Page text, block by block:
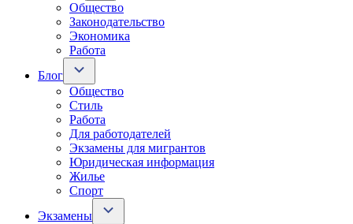
Общество
Законодательство
Экономика
Работа
Блог
Общество
Стиль
Работа
Для работодателей
Экзамены для мигрантов
Юридическая информация
Жилье
Спорт
Экзамены